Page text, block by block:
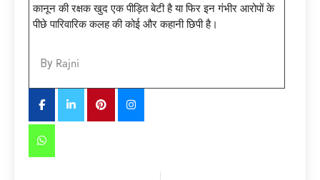
कानून की रक्षक खुद एक पीड़ित बेटी है या फिर इन गंभीर आरोपों के
पीछे पारिवारिक कलह की कोई और कहानी छिपी है।
By Rajni